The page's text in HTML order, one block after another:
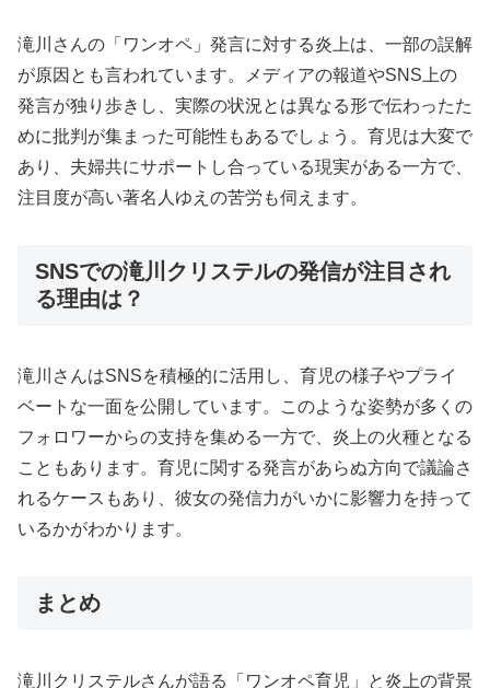
滝川さんの「ワンオペ」発言に対する炎上は、一部の誤解
が原因とも言われています。メディアの報道やSNS上の
発言が独り歩きし、実際の状況とは異なる形で伝わったた
めに批判が集まった可能性もあるでしょう。育児は大変で
あり、夫婦共にサポートし合っている現実がある一方で、
注目度が高い著名人ゆえの苦労も伺えます。
SNSでの滝川クリステルの発信が注目され
る理由は？
滝川さんはSNSを積極的に活用し、育児の様子やプライ
ベートな一面を公開しています。このような姿勢が多くの
フォロワーからの支持を集める一方で、炎上の火種となる
こともあります。育児に関する発言があらぬ方向で議論さ
れるケースもあり、彼女の発信力がいかに影響力を持って
いるかがわかります。
まとめ
滝川クリステルさんが語る「ワンオペ育児」と炎上の背景